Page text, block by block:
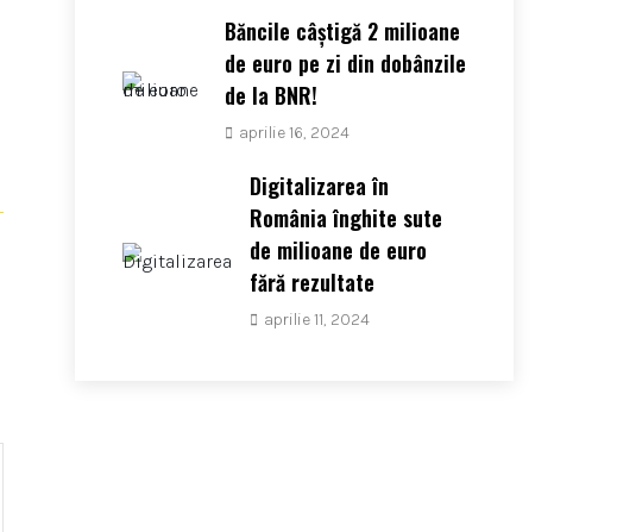
Băncile câştigă 2 milioane
de euro pe zi din dobânzile
de la BNR!
aprilie 16, 2024
Digitalizarea în
România înghite sute
de milioane de euro
fără rezultate
aprilie 11, 2024